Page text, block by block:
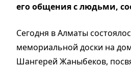
его общения с людьми,
Сегодня в Алматы
мемориальной доски на
Шангерей Жаныбеков,